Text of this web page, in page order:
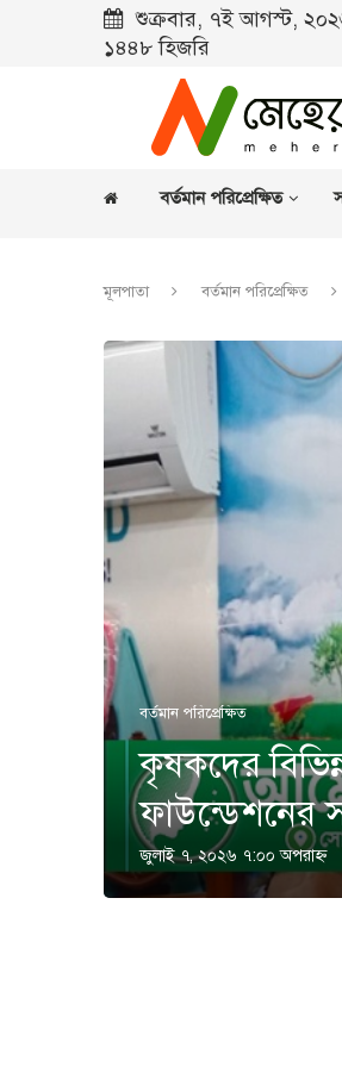
শুক্রবার, ৭ই আগস্ট, ২০২৬
১৪৪৮ হিজরি
বর্তমান পরিপ্রেক্ষিত
মূলপাতা বর্তমান পরিপ্রেক্ষিত
বর্তমান পরিপ্রেক্ষিত
কৃষকদের
ফাউন্ডেশনের
জুলাই ৭, ২০২৬ ৭:০০ অপরাহ্ণ